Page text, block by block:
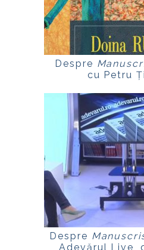
Despre
cu Petru
Despre
Adevărul Live,